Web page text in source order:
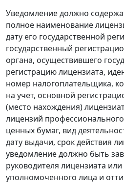
Уведомление должно
полное наименование
дату его государственной
государственный
органа, осуществившего
регистрацию лицензиата,
номер налогоплательщика,
на учет, основной
(место нахождения)
лицензий
ценных бумаг, вид
дату выдачи, срок действия
уведомление должно быть
руководителя лицензиата
уполномоченного лица и